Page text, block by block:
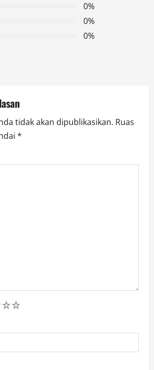
0%
0%
0%
tidak akan dipublikasikan. Ruas
*
5